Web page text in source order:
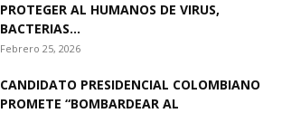
PROTEGER AL HUMANOS DE VIRUS,
BACTERIAS...
Febrero 25, 2026
CANDIDATO PRESIDENCIAL COLOMBIANO
PROMETE “BOMBARDEAR AL